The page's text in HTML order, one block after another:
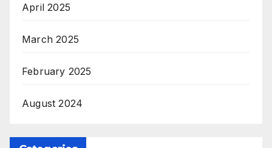
April 2025
March 2025
February 2025
August 2024